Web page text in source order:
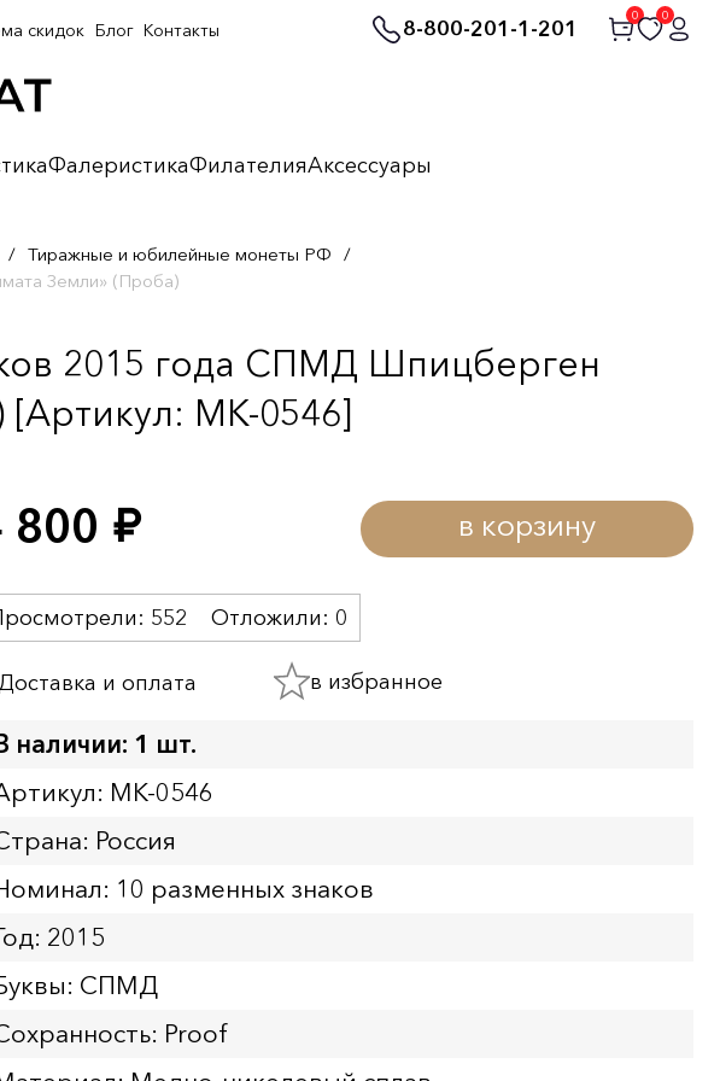
8-800-201-1-201
0 0
ФалеристикаФилателияАксессуары
скидок Блог Контакты
/ Тиражные и юбилейные монеты РФ /
Земли» (Проба)
2015 года СПМД Шпицберген
MK-0546]
800 руб. в корзину
552 Отложили: 0
и оплата в избранное
наличии: 1 шт.
MK-0546
Россия
10 разменных знаков
2015
СПМД
Proof